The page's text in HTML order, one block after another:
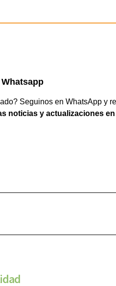
Seguinos en WhatsApp y
noticias y actualizaciones